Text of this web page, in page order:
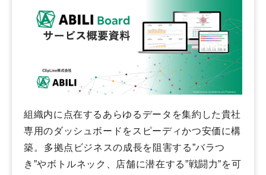
組織内に点在するあらゆるデータを集約した貴社
専用のダッシュボードをスピーディかつ安価に構
築。 多拠点ビジネスの成長を阻害する”バラつ
き”やボトルネック、店舗に潜在する”戦闘力”を可